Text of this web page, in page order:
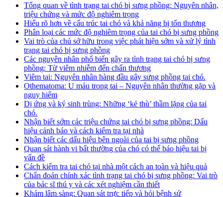
Tổng quan về tình trạng tai chó bị sưng phồng: Nguyên nhân,
triệu chứng và mức độ nghiêm trọng
Hiểu rõ hơn về cấu trúc tai chó và khả năng bị tổn thương
Phân loại các mức độ nghiêm trọng của tai chó bị sưng phồng
Vai trò của chủ sở hữu trong việc phát hiện sớm và xử lý tình
trạng tai chó bị sưng phồng
Các nguyên nhân phổ biến gây ra tình trạng tai chó bị sưng
phồng: Từ viêm nhiễm đến chấn thương
Viêm tai: Nguyên nhân hàng đầu gây sưng phồng tai chó.
Othematoma: U máu trong tai – Nguyên nhân thường gặp và
nguy hiểm
Dị ứng và ký sinh trùng: Những ‘kẻ thù’ thầm lặng của tai
chó.
Nhận biết sớm các triệu chứng tai chó bị sưng phồng: Dấu
hiệu cảnh báo và cách kiểm tra tại nhà
Nhận biết các dấu hiệu bên ngoài của tai bị sưng phồng
Quan sát hành vi bất thường của chó có thể báo hiệu tai bị
vấn đề
Cách kiểm tra tai chó tại nhà một cách an toàn và hiệu quả
Chẩn đoán chính xác tình trạng tai chó bị sưng phồng: Vai trò
của bác sĩ thú y và các xét nghiệm cần thiết
Khám lâm sàng: Quan sát trực tiếp và hỏi bệnh sử